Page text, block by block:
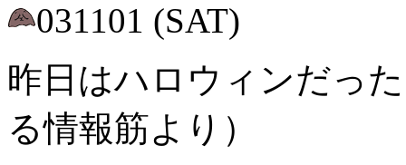
031101 (SAT)
昨日はハロウィンだっ
る情報筋より）